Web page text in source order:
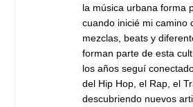
la música urbana forma
cuando inicié mi camino
mezclas, beats y
forman parte de esta
los años seguí
del Hip Hop, el Rap, el
descubriendo nuevos